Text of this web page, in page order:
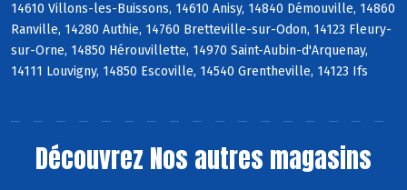
14610 Villons-les-Buissons, 14610 Anisy, 14840 Démouville, 14860
Ranville, 14280 Authie, 14760 Bretteville-sur-Odon, 14123 Fleury-
sur-Orne, 14850 Hérouvillette, 14970 Saint-Aubin-d'Arquenay,
14111 Louvigny, 14850 Escoville, 14540 Grentheville, 14123 Ifs
Découvrez Nos autres magasins